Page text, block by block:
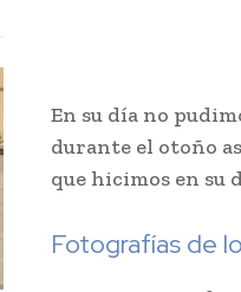
En su día no
durante el otoño
que hicimos en su
Fotografías de